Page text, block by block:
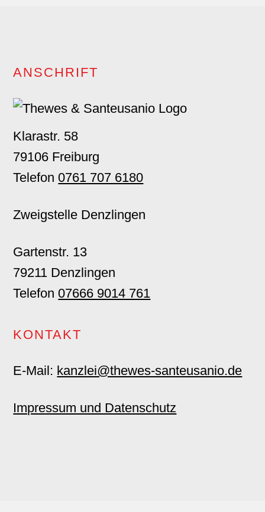
ANSCHRIFT
Klarastr. 58
79106 Freiburg
Telefon0761 707 6180
Zweigstelle Denzlingen
Gartenstr. 13
79211 Denzlingen
Telefon07666 9014 761
KONTAKT
E-Mail: kanzlei@thewes-santeusanio.de
Impressum und Datenschutz